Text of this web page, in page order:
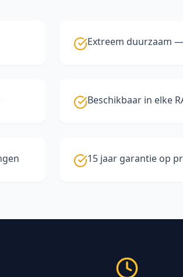
Extreem duurzaam
Beschikbaar in elke
15 jaar garantie op